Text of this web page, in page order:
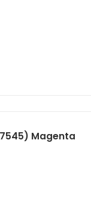
Magenta